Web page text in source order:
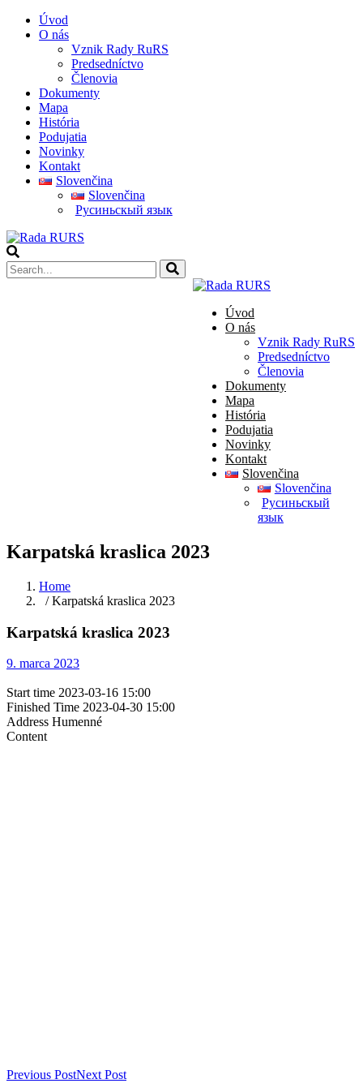
Úvod
O nás
Vznik Rady RuRS
Predsedníctvo
Členovia
Dokumenty
Mapa
História
Podujatia
Novinky
Kontakt
Slovenčina
Slovenčina
Pусиньскый язык
Úvod
O nás
Vznik Rady RuRS
Predsedníctvo
Členovia
Dokumenty
Mapa
História
Podujatia
Novinky
Kontakt
Slovenčina
Slovenčina
Pусиньскый
язык
Karpatská kraslica 2023
Home
/ Karpatská kraslica 2023
Karpatská kraslica 2023
9. marca 2023
Start time 2023-03-16 15:00
Finished Time 2023-04-30 15:00
Address Humenné
Content
Previous PostNext Post